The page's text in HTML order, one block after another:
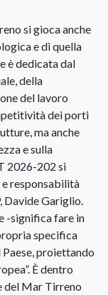
si gioca anche
e di quella
è dedicata dal
della
del lavoro
dei porti
ma anche
e sulla
2026-202 si
responsabilità
Davide Gariglio.
-significa fare in
specifica
proiettando
È dentro
del Mar Tirreno